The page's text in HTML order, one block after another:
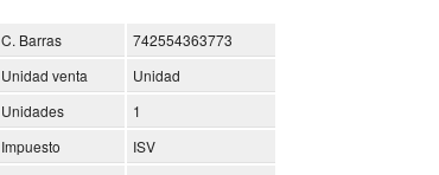
C. Barras
742554363773
Unidad venta
Unidad
Unidades
1
Impuesto
ISV